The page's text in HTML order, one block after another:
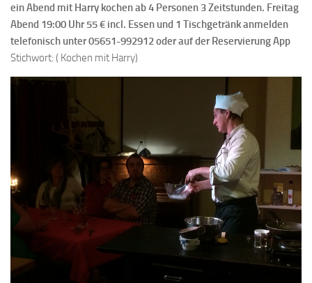
ein Abend mit Harry kochen ab 4 Personen 3 Zeitstunden. Freitag
Abend 19:00 Uhr 55 € incl. Essen und 1 Tischgetränk anmelden
telefonisch unter 05651-992912 oderauf der Reservierung App
Stichwort: ( Kochen mit Harry)